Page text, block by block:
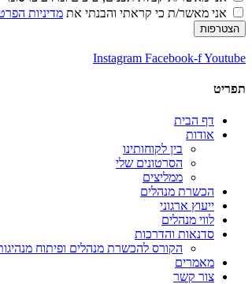
אני מאשר/ת כי קראתי והבנתי את מדיניות
הצטרפות
Instagram Facebook-fYoutube
תפריט
דף הבית
אודות
בין לקוחותינו
הסרטונים שלי
ממליצים
הכשרת מנהלים
ייעוץ ארגוני
לווי מנהלים
סדנאות והדרכות
הקורס להכשרת מנהלים ופיתוח
מאמרים
צור קשר